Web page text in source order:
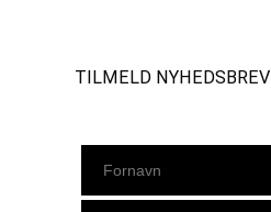
TILMELD NYHEDSBREV